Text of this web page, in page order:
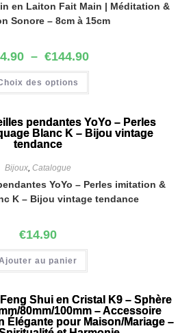
en Laiton Fait Main | Méditation &
Sonore – 8cm à 15cm
– €144.90
des options
Bijoux, Catalogue
YoYo – Perles imitation &
K – Bijou vintage tendance
€14.90
au panier